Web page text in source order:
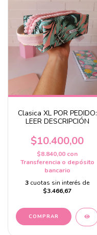
Clasica XL POR PEDIDO:
LEER DESCRIPCIÓN
$10.400,00
$8.840,00 con
Transferencia o depósito
bancario
3 cuotas sin interés de
$3.466,67